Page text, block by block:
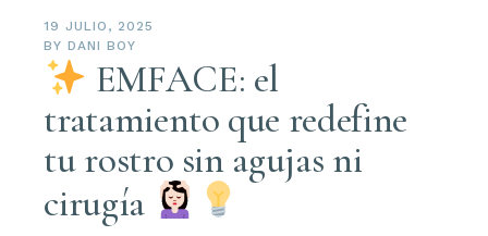
19 JULIO, 2025
BY DANI BOY
EMFACE: el
tratamiento que redefine
tu rostro sin agujas ni
cirugía